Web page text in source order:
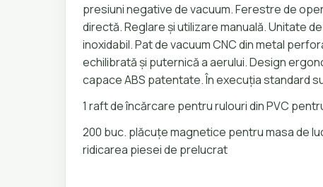
presiuni negative de vacuum. Ferestre de
directă. Reglare și utilizare manuală. Unitate
inoxidabil. Pat de vacuum CNC din metal
echilibrată și puternică a aerului. Design
capace ABS patentate. În execuția standard
1 raft de încărcare pentru rulouri din PVC
200 buc. plăcuțe magnetice pentru masa de
ridicarea piesei de prelucrat